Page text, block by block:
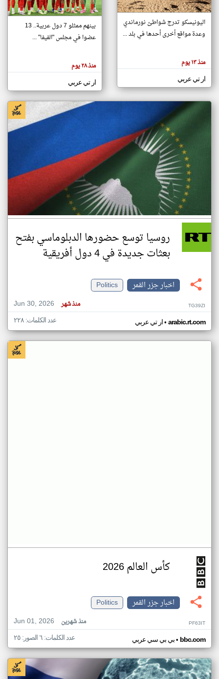
تغيير الدولة
اخبار جزر القمر على مدار الساعة
أهم اخبار جزر القمر العاجلة والمباشرة
هنا عن
وجهة
كاتبيها.
اليونيسكو تدرج شواطئ نورماندي
وعدة مواقع أخرى أحدها في بلد ...
منذ ١٣ يوم
ار تي عربي
بينهم ممثلو 7 دول عربية.. 13
عضوا في مجلس "الفيفا" ...
منذ ٢٨ يوم
ار تي عربي
روسيا توسع حضورها الدبلوماسي بفتح
بعثات جديدة في 4 دول أفريقية
اخبار جزر القمر
Politics
Jun 30, 2026
منذ شهر TG39ZI
ار تي عربي• arabic.rt.com عدد الكلمات: ٢٢٨
كأس العالم 2026
اخبار جزر القمر
Politics
Jun 01, 2026
منذ شهرين PF63IT
بي بي سي عربي• bbc.com عدد الكلمات: ٦ الصور: ٢٥
klyoum.com